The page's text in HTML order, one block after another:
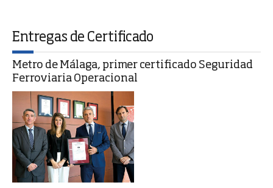
Entregas de Certificado
Metro de Málaga, primer certificado Seguridad
Ferroviaria Operacional